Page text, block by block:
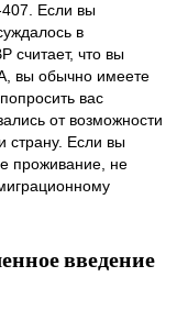
Если вы
в
считает, что вы
вы обычно имеете
вас
от возможности
страну. Если вы
проживание, не
введение